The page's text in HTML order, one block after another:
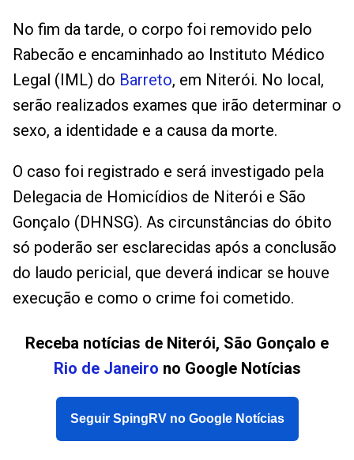
No fim da tarde, o corpo foi removido pelo
Rabecão e encaminhado ao Instituto Médico
Legal (IML) do Barreto, em Niterói. No local,
serão realizados exames que irão determinar o
sexo, a identidade e a causa da morte.
O caso foi registrado e será investigado pela
Delegacia de Homicídios de Niterói e São
Gonçalo (DHNSG). As circunstâncias do óbito
só poderão ser esclarecidas após a conclusão
do laudo pericial, que deverá indicar se houve
execução e como o crime foi cometido.
Receba notícias de Niterói, São Gonçalo e
Rio de Janeiro no Google Notícias
Seguir SpingRV no Google Notícias